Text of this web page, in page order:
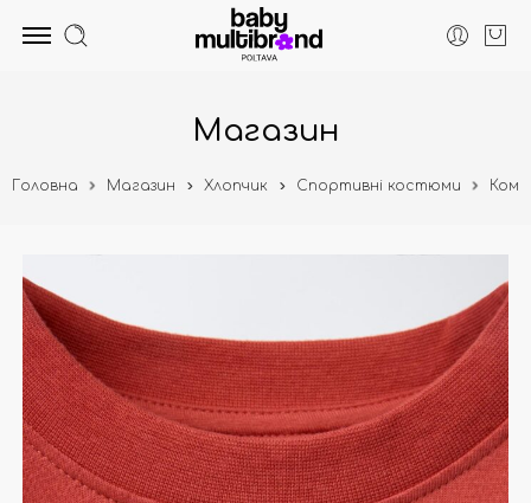
Магазин
Головна Магазин Хлопчик Спортивні костюми